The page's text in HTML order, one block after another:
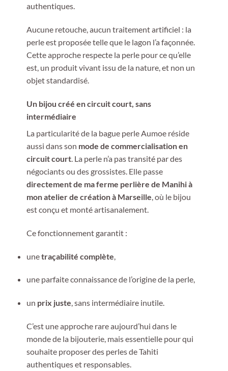
authentiques.
Aucune retouche, aucun traitement artificiel : la
perle est proposée telle que le lagon l’a façonnée.
Cette approche respecte la perle pour ce qu’elle
est, un produit vivant issu de la nature, et non un
objet standardisé.
Un bijou créé en circuit court, sans
intermédiaire
La particularité de la bague perle Aumoe réside
aussi dans son mode de commercialisation en
circuit court. La perle n’a pas transité par des
négociants ou des grossistes. Elle passe
directement de ma ferme perlière de Manihi à
mon atelier de création à Marseille, où le bijou
est conçu et monté artisanalement.
Ce fonctionnement garantit :
unetraçabilité complète
une parfaite connaissance de l’origine de la perle,
un prix juste, sans intermédiaire inutile.
C’est une approche rare aujourd’hui dans le
monde de la bijouterie, mais essentielle pour qui
souhaite proposer des perles de Tahiti
authentiques et responsables.